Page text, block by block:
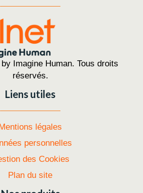
Imagine Human. Tous droits
réservés.
Liens utiles
Mentions légales
personnelles
des Cookies
Plan du site